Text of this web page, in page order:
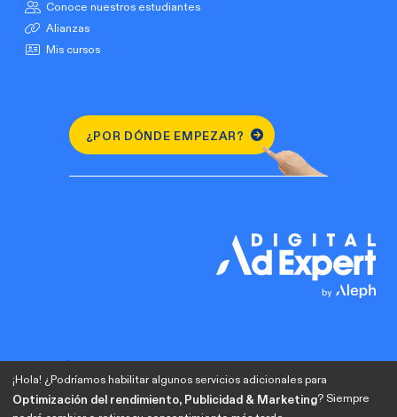
Conoce nuestros estudiantes
Alianzas
Mis cursos
¿POR DÓNDE EMPEZAR?
¡Hola! ¿Podríamos habilitar algunos servicios adicionales para
Optimización del rendimiento, Publicidad & Marketing? Siempre